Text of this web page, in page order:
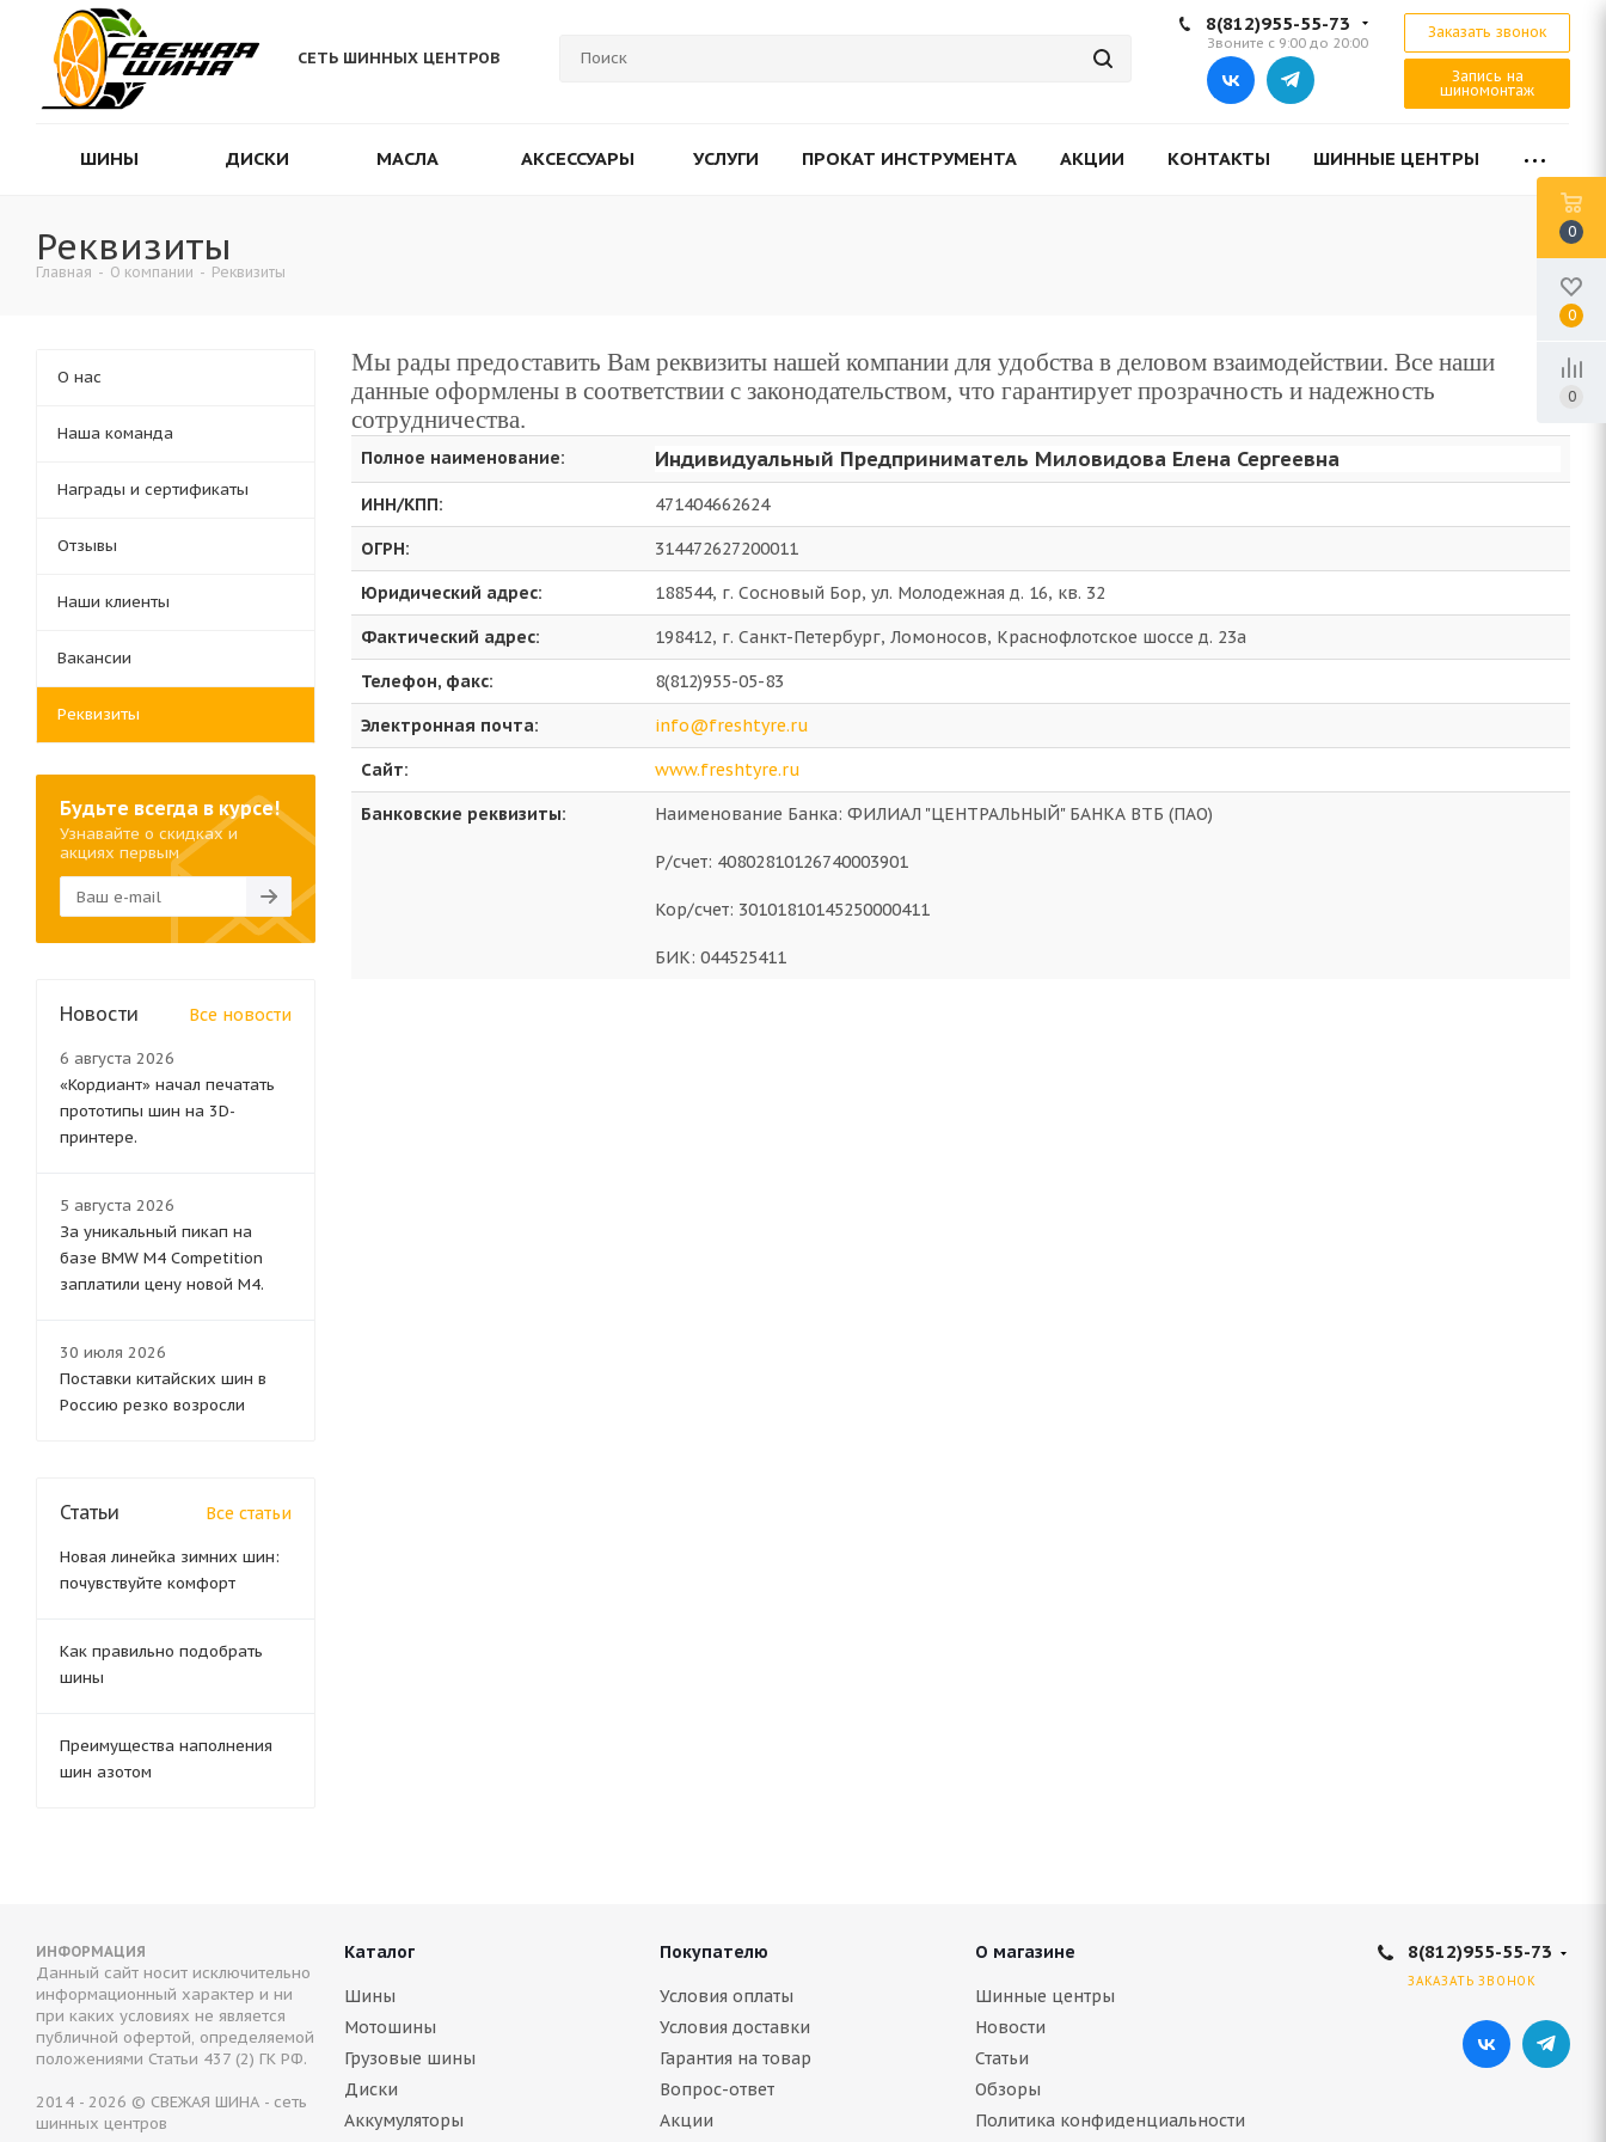
СЕТЬ ШИННЫХ ЦЕНТРОВ
8(812)955-55-73
Звоните с 9:00 до 20:00
Заказать звонок
Запись на
шиномонтаж
ШИНЫ ДИСКИ МАСЛА АКСЕССУАРЫ УСЛУГИ ПРОКАТ ИНСТРУМЕНТА АКЦИИ КОНТАКТЫ ШИННЫЕ ЦЕНТРЫ
Реквизиты
Главная - О компании - Реквизиты
Мы рады предоставить Вам реквизиты нашей компании для удобства в деловом взаимодействии. Все наши
данные оформлены в соответствии с законодательством, что гарантирует прозрачность и надежность
сотрудничества.
Полное наименование: Индивидуальный Предприниматель Миловидова Елена Сергеевна
ИНН/КПП: 471404662624
ОГРН: 314472627200011
Юридический адрес: 188544, г. Сосновый Бор, ул. Молодежная д. 16, кв. 32
Фактический адрес: 198412, г. Санкт-Петербург, Ломоносов, Краснофлотское шоссе д. 23а
Телефон, факс: 8(812)955-05-83
Электронная почта: info@freshtyre.ru
Сайт: www.freshtyre.ru
Банковские реквизиты: Наименование Банка: ФИЛИАЛ "ЦЕНТРАЛЬНЫЙ" БАНКА ВТБ (ПАО)
Р/счет: 40802810126740003901
Кор/счет: 30101810145250000411
БИК: 044525411
О нас
Наша команда
Награды и сертификаты
Отзывы
Наши клиенты
Вакансии
Реквизиты
Будьте всегда в курсе!
Узнавайте о скидках и
акциях первым
Новости Все новости
6 августа 2026
«Кордиант» начал печатать
прототипы шин на 3D-
принтере.
5 августа 2026
За уникальный пикап на
базе BMW M4 Competition
заплатили цену новой M4.
30 июля 2026
Поставки китайских шин в
Россию резко возросли
Статьи Все статьи
Новая линейка зимних шин:
почувствуйте комфорт
Как правильно подобрать
шины
Преимущества наполнения
шин азотом
ИНФОРМАЦИЯ
Данный сайт носит исключительно
информационный характер и ни
при каких условиях не является
публичной офертой, определяемой
положениями Статьи 437 (2) ГК РФ.
2014 - 2026 © СВЕЖАЯ ШИНА - сеть
шинных центров
Каталог
Шины
Мотошины
Грузовые шины
Диски
Аккумуляторы
Покупателю
Условия оплаты
Условия доставки
Гарантия на товар
Вопрос-ответ
Акции
О магазине
Шинные центры
Новости
Статьи
Обзоры
Политика конфиденциальности
8(812)955-55-73
ЗАКАЗАТЬ ЗВОНОК
0
0
0